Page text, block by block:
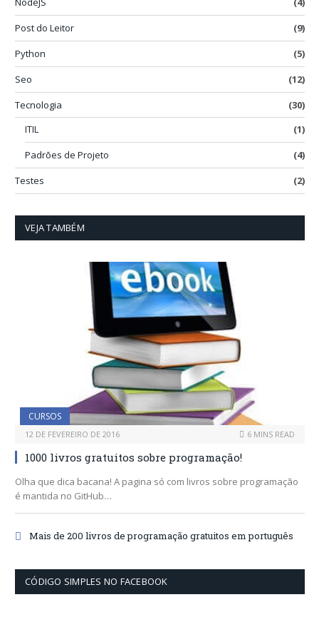
Post do Leitor
(9)
Python
(5)
Seo
(12)
Tecnologia
(30)
ITIL
(1)
Padrões de Projeto
(4)
Testes
(2)
VEJA TAMBÉM
CURSOS
12 DE FEVEREIRO DE 2016 6 MINS READ
1000 livros gratuitos sobre programação!
Olha que dica bacana! A pagina só com livros sobre programação
é mantida no GitHub…
Mais de 200 livros de programação gratuitos em português
CÓDIGO SIMPLES NO FACEBOOK